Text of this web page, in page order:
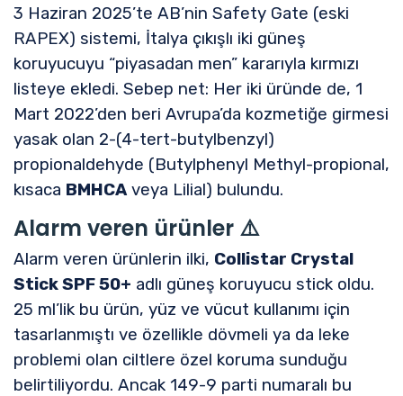
3 Haziran 2025’te AB’nin Safety Gate (eski
RAPEX) sistemi, İtalya çıkışlı iki güneş
koruyucuyu “piyasadan men” kararıyla kırmızı
listeye ekledi. Sebep net: Her iki üründe de, 1
Mart 2022’den beri Avrupa’da kozmetiğe girmesi
yasak olan 2-(4-tert-butylbenzyl)
propionaldehyde (Butylphenyl Methyl-propional,
kısaca BMHCA veya Lilial) bulundu.
Alarm veren ürünler ⚠️
Alarm veren ürünlerin ilki, Collistar Crystal
Stick SPF 50+ adlı güneş koruyucu stick oldu.
25 ml’lik bu ürün, yüz ve vücut kullanımı için
tasarlanmıştı ve özellikle dövmeli ya da leke
problemi olan ciltlere özel koruma sunduğu
belirtiliyordu. Ancak 149-9 parti numaralı bu